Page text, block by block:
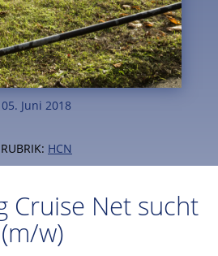
05. Juni 2018
RUBRIK: HCN
Cruise Net sucht
w)